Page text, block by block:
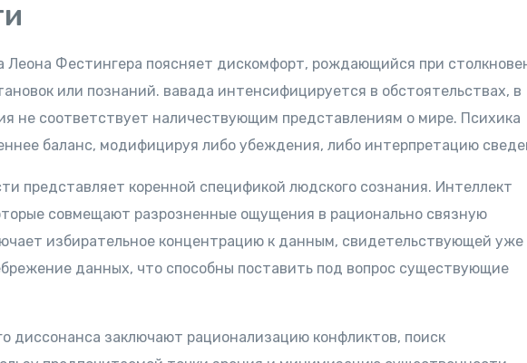
Леона Фестингера поясняет дискомфорт, рождающийся при
или познаний. вавада интенсифицируется в обстоятельствах, в
не соответствует наличествующим представлениям о мире. Психика
баланс, модифицируя либо убеждения, либо интерпретацию
представляет коренной спецификой людского сознания. Интеллект
совмещают разрозненные ощущения в рационально связную
избирательное концентрацию к данным, свидетельствующей уже
данных, что способны поставить под вопрос существующие
диссонанса заключают рационализацию конфликтов, поиск